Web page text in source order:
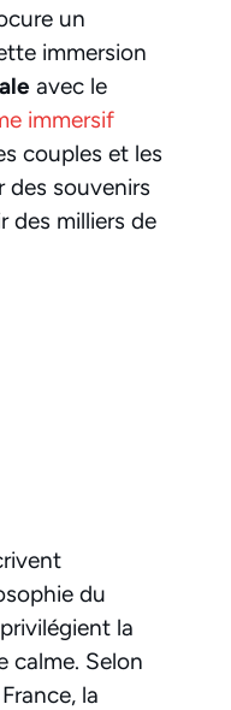
un
immersion
avec le
immersif
couples et les
des souvenirs
des milliers de
du
la
calme. Selon
la